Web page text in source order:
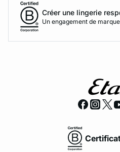
Créer une lingerie
Un engagement de